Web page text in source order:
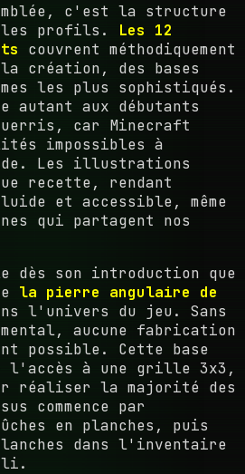
c'est la structure
les profils. Les 12
couvrent méthodiquement
la création, des bases
les plus sophistiqués.
autant aux débutants
car Minecraft
impossibles à
Les illustrations
recette, rendant
et accessible, même
qui partagent nos
dès son introduction que
la pierre angulaire de
l'univers du jeu. Sans
aucune fabrication
possible. Cette base
l'accès à une grille 3x3,
réaliser la majorité des
commence par
en planches, puis
dans l'inventaire